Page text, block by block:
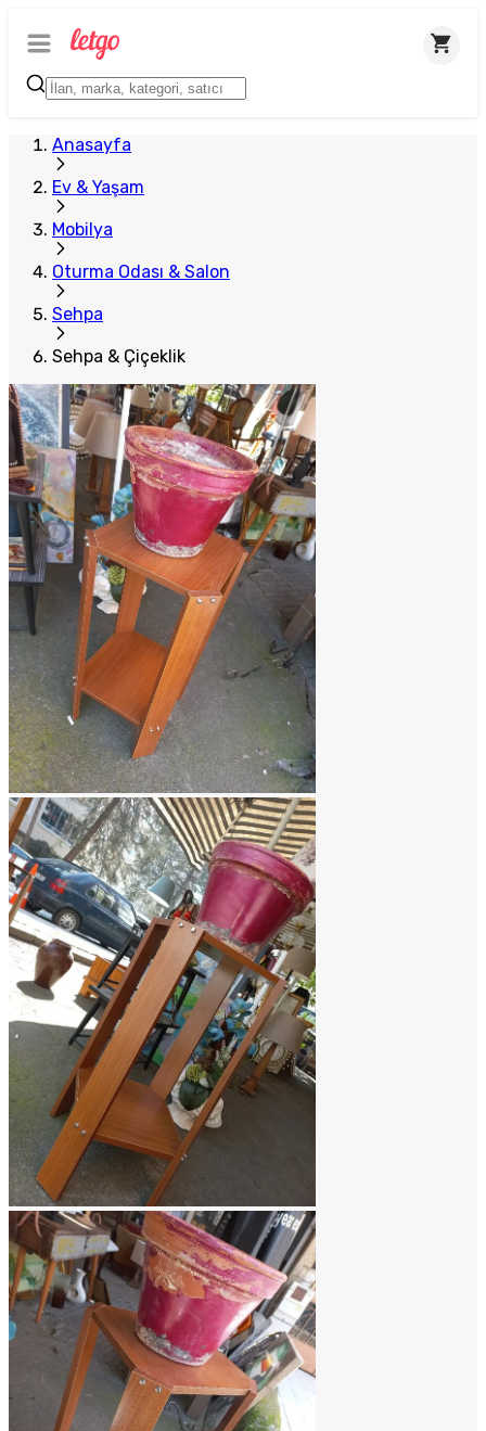
Anasayfa
Ev & Yaşam
Mobilya
Oturma Odası & Salon
Sehpa
Sehpa & Çiçeklik
Plus Satıcı